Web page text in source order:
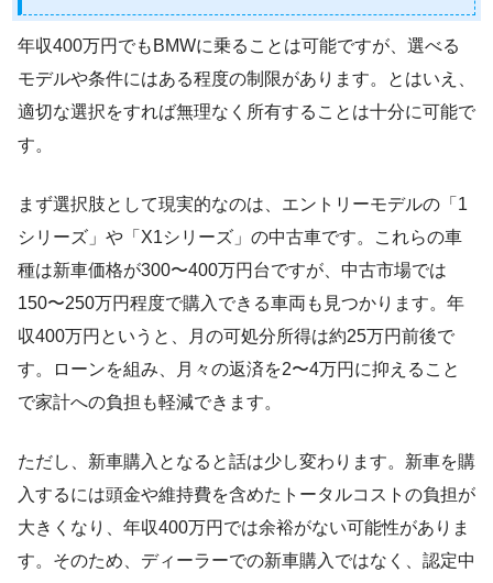
年収400万円でもBMWに乗ることは可能ですが、選べる
モデルや条件にはある程度の制限があります。とはいえ、
適切な選択をすれば無理なく所有することは十分に可能で
す。
まず選択肢として現実的なのは、エントリーモデルの「1
シリーズ」や「X1シリーズ」の中古車です。これらの車
種は新車価格が300〜400万円台ですが、中古市場では
150〜250万円程度で購入できる車両も見つかります。年
収400万円というと、月の可処分所得は約25万円前後で
す。ローンを組み、月々の返済を2〜4万円に抑えること
で家計への負担も軽減できます。
ただし、新車購入となると話は少し変わります。新車を購
入するには頭金や維持費を含めたトータルコストの負担が
大きくなり、年収400万円では余裕がない可能性がありま
す。そのため、ディーラーでの新車購入ではなく、認定中